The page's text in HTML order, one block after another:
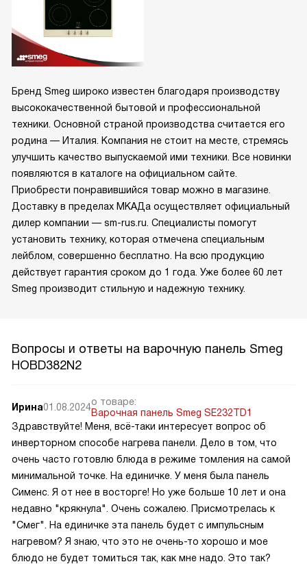
Бренд Smeg широко известен благодаря производству
высококачественной бытовой и профессиональной
техники. Основной страной производства считается его
родина — Италия. Компания не стоит на месте, стремясь
улучшить качество выпускаемой ими техники. Все новинки
появляются в каталоге на официальном сайте.
Приобрести понравившийся товар можно в магазине.
Доставку в пределах МКАДа осуществляет официальный
дилер компании — sm-rus.ru. Специалисты помогут
установить технику, которая отмечена специальным
лейблом, совершенно бесплатно. На всю продукцию
действует гарантия сроком до 1 года. Уже более 60 лет
Smeg производит стильную и надежную технику.
Вопросы и ответы на варочную панель Smeg
HOBD382N2
Ирина01.08.2024о товаре:
Варочная панель Smeg SE232TD1
Здравствуйте! Меня, всё-таки интересует вопрос об
инверторном способе нагрева панели. Дело в том, что
очень часто готовлю блюда в режиме томления на самой
минимальной точке. На единичке. У меня была панель
Сименс. Я от нее в восторге! Но уже больше 10 лет и она
недавно "крякнула". Очень сожалею. Присмотрелась к
"Смег". На единичке эта панель будет с импульсным
нагревом? Я знаю, что это не очень-то хорошо и мое
блюдо не будет томиться так, как мне надо. Это так?